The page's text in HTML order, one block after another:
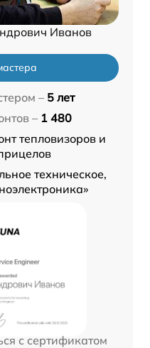
Иванов
– 5 лет
– 1 480
тепловизоров и
техническое,
с сертификатом